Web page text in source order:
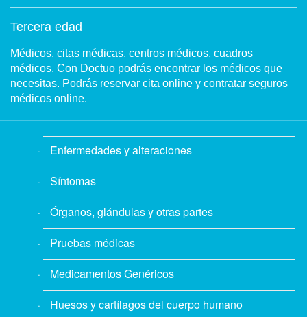
Tercera edad
Médicos, citas médicas, centros médicos, cuadros
médicos. Con Doctuo podrás encontrar los médicos que
necesitas. Podrás reservar cita online y contratar seguros
médicos online.
Enfermedades y alteraciones
Síntomas
Órganos, glándulas y otras partes
Pruebas médicas
Medicamentos Genéricos
Huesos y cartílagos del cuerpo humano